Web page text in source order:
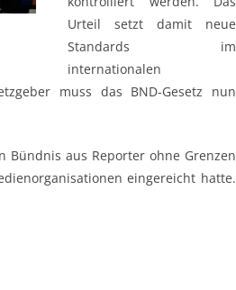
Urteil setzt damit neue
Standards im
internationalen
muss das BND-Gesetz nun
Bündnis aus Reporter ohne Grenzen
eingereicht hatte.